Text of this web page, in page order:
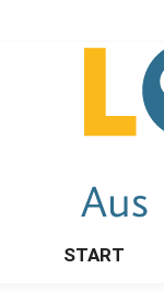
START